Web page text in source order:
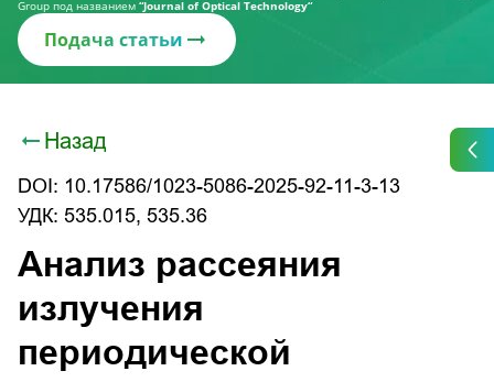
Group под названием “Journal of Optical Technology“
Подача статьи
Назад
DOI: 10.17586/1023-5086-2025-92-11-3-13
УДК: 535.015, 535.36
Анализ рассеяния
излучения
периодической